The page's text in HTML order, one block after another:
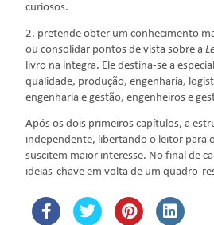
curiosos.
2. pretende obter um conhecimento
ou consolidar pontos de vista sobre a
livro na íntegra. Ele destina-se a
qualidade, produção, engenharia,
engenharia e gestão, engenheiros e
Após os dois primeiros capítulos, a
independente, libertando o leitor para
suscitem maior interesse. No final de
ideias-chave em volta de um quadro-